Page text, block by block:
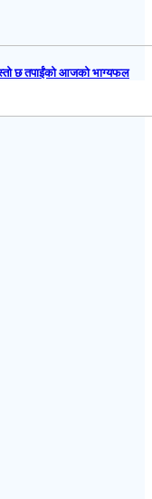
छ तपाईंको आजको भाग्यफल